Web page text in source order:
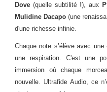
Dove (quelle subtilité !), aux
Mulidine Dacapo (une
d'une richesse infinie.
Chaque note s’élève avec
une respiration. C'est une
immersion où chaque
nouvelle. Ultrafide Audio, ce